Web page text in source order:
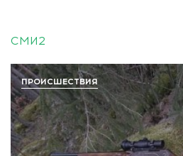
СМИ2
ПРОИСШЕСТВИЯ